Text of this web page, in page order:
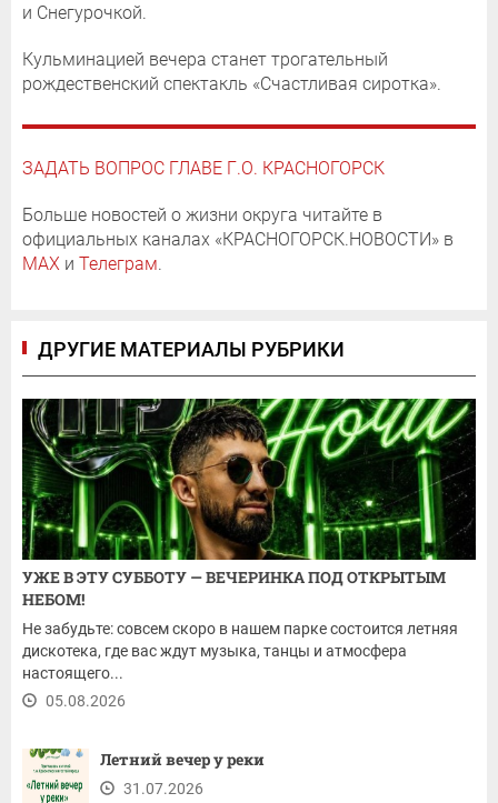
и Снегурочкой.
Кульминацией вечера станет трогательный
рождественский спектакль «Счастливая сиротка».
ЗАДАТЬ ВОПРОС ГЛАВЕ Г.О. КРАСНОГОРСК
Больше новостей о жизни округа читайте в
официальных каналах «КРАСНОГОРСК.НОВОСТИ» в
MAX и Телеграм.
ДРУГИЕ МАТЕРИАЛЫ РУБРИКИ
УЖЕ В ЭТУ СУББОТУ — ВЕЧЕРИНКА ПОД ОТКРЫТЫМ
НЕБОМ!
Не забудьте: совсем скоро в нашем парке состоится летняя
дискотека, где вас ждут музыка, танцы и атмосфера
настоящего...
05.08.2026
Летний вечер у реки
31.07.2026